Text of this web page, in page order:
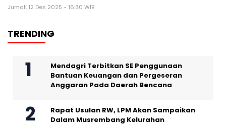
Jumat, 12 Des 2025 - 16:30 WIB
TRENDING
Mendagri Terbitkan SE Penggunaan
Bantuan Keuangan dan Pergeseran
Anggaran Pada Daerah Bencana
Rapat Usulan RW, LPM Akan Sampaikan
Dalam Musrembang Kelurahan